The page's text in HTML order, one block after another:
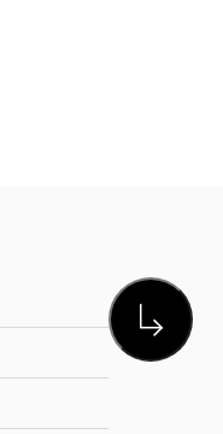
aynı
ve gri
rengi ve